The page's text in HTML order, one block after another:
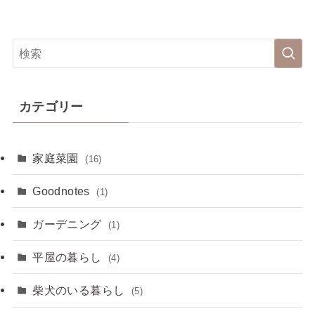
カテゴリー
家庭菜園 (16)
Goodnotes (1)
ガーデニング (1)
平屋の暮らし (4)
柴犬のいる暮らし (5)